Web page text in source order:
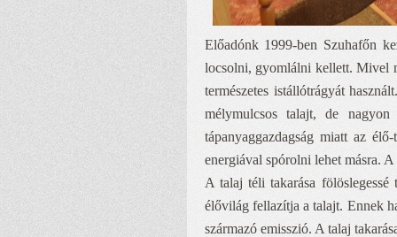
Előadónk 1999-ben Szuhafőn
locsolni, gyomlálni kellett. Mivel
természetes istállótrágyát
mélymulcsos talajt, de
tápanyaggazdagság miatt az
energiával spórolni lehet másra.
A talaj téli takarása fölöslegessé
élővilág fellazítja a talajt. Ennek
származó emisszió. A talaj